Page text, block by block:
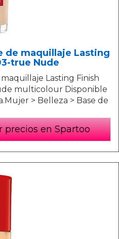
de maquillaje Lasting
true Nude
Lasting Finish
multicolour Disponible
> Belleza > Base de
precios en Spartoo